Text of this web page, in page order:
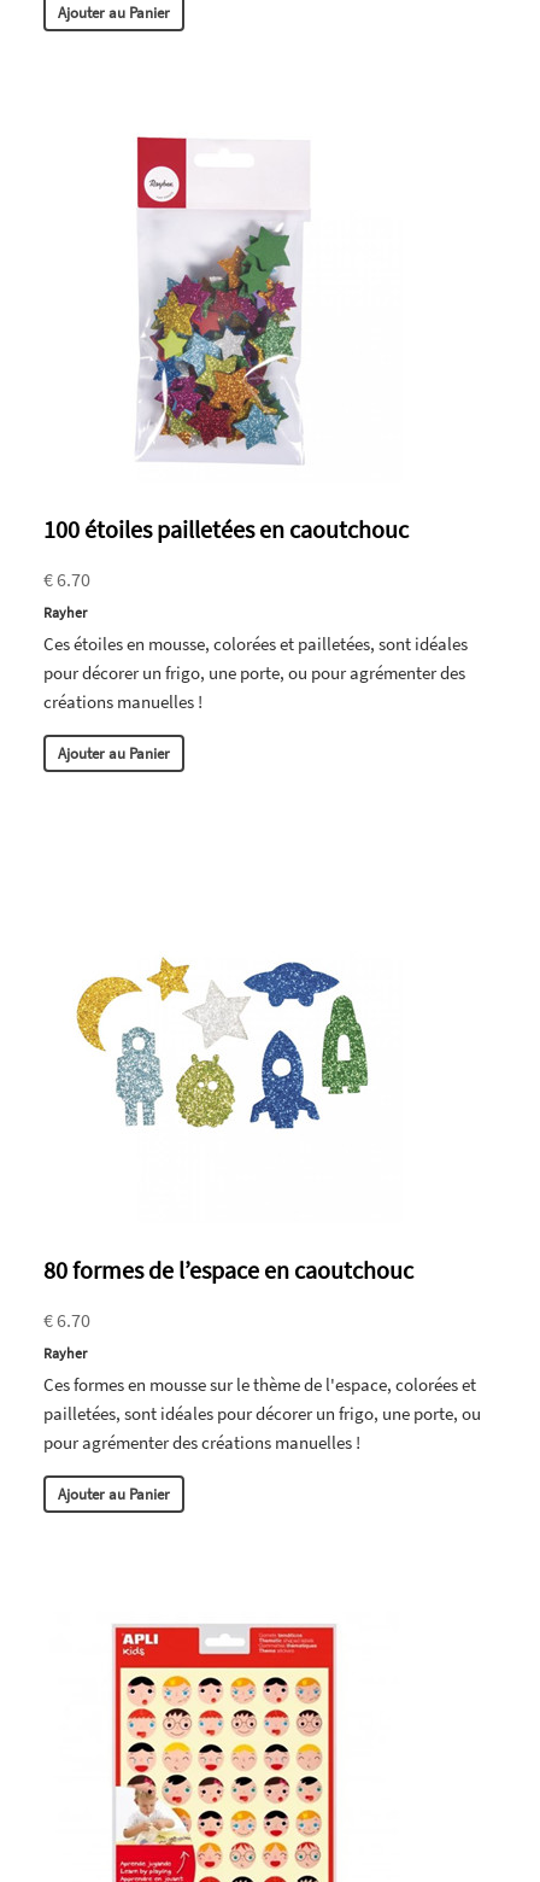
Ajouter au Panier
100 étoiles pailletées en caoutchouc
€ 6.70
Rayher
Ces étoiles en mousse, colorées et pailletées, sont idéales
pour décorer un frigo, une porte, ou pour agrémenter des
créations manuelles !
Ajouter au Panier
80 formes de l’espace en caoutchouc
€ 6.70
Rayher
Ces formes en mousse sur le thème de l'espace, colorées et
pailletées, sont idéales pour décorer un frigo, une porte, ou
pour agrémenter des créations manuelles !
Ajouter au Panier